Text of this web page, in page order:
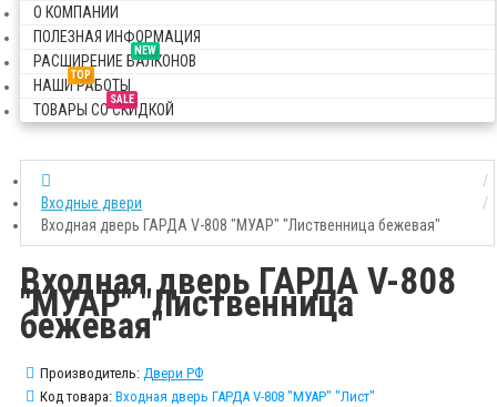
О КОМПАНИИ
ПОЛЕЗНАЯ ИНФОРМАЦИЯ
NEW
РАСШИРЕНИЕ БАЛКОНОВ
TOP
НАШИ РАБОТЫ
SALE
ТОВАРЫ СО СКИДКОЙ
Входные двери
Входная дверь ГАРДА V-808 "МУАР" "Лиственница бежевая"
Входная дверь ГАРДА V-808
"МУАР" "Лиственница
бежевая"
Производитель: Двери РФ
Код товара: Входная дверь ГАРДА V-808 "МУАР" "Лист"